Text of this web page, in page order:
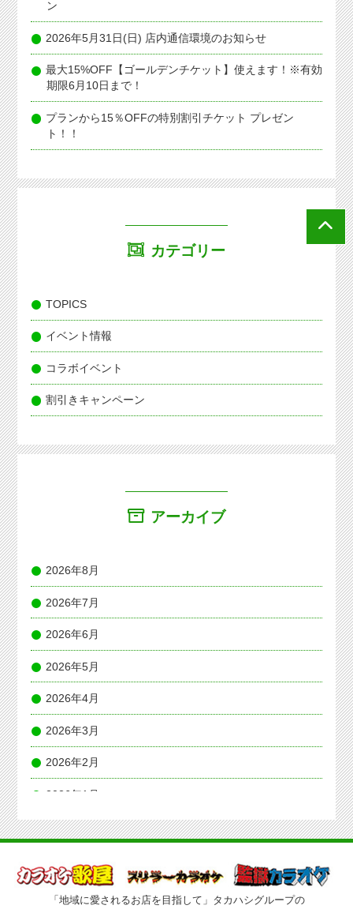
ン
2026年5月31日(日) 店内通信環境のお知らせ
最大15%OFF【ゴールデンチケット】使えます！※有効
期限6月10日まで！
プランから15％OFFの特別割引チケット プレゼン
ト！！
カテゴリー
TOPICS
イベント情報
コラボイベント
割引きキャンペーン
アーカイブ
2026年8月
2026年7月
2026年6月
2026年5月
2026年4月
2026年3月
2026年2月
2026年1月
2025年12月
2025年10月
「地域に愛されるお店を目指して」タカハシグループの